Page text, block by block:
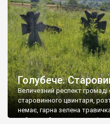
Голубече.
Величезний респект громаді
старовинного цвинтаря,
немає, гарна зелена
найкращий регулятор